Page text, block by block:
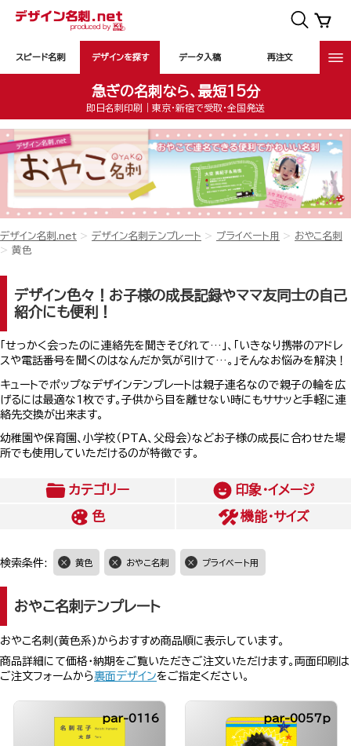
スピード名刺 デザインを探す データ入稿 再注文
急ぎの名刺なら、最短15分
即日名刺印刷｜東京・新宿で受取・全国発送
デザイン名刺.net デザイン名刺テンプレート プライベート用
おやこ名刺
黄色
デザイン色々！お子様の成長記録やママ友同士の自己
紹介にも便利！
「せっかく会ったのに連絡先を聞きそびれて…」、「いきなり携帯のアドレ
スや電話番号を聞くのはなんだか気が引けて…。」そんなお悩みを解決！
キュートでポップなデザインテンプレートは親子連名なので親子の輪を広
げるには最適な1枚です。子供から目を離せない時にもササッと手軽に連
絡先交換が出来ます。
幼稚園や保育園、小学校（PTA、父母会）などお子様の成長に合わせた場
所でも使用していただけるのが特徴です。
カテゴリー
印象・イメージ
色
機能・サイズ
検索条件: 黄色 おやこ名刺 プライベート用
おやこ名刺テンプレート
おやこ名刺(黄色系)からおすすめ商品順に表示しています。
商品詳細にて価格・納期をご覧いただきご注文いただけます。両面印刷は
ご注文フォームから裏面デザインをご指定ください。
par-0116 par-0057p